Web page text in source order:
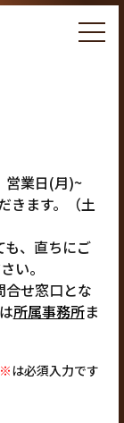
営業日(月)~
きます。（土
も、直ちにご
い。
合せ窓口とな
所属事務所ま
※は必須入力です